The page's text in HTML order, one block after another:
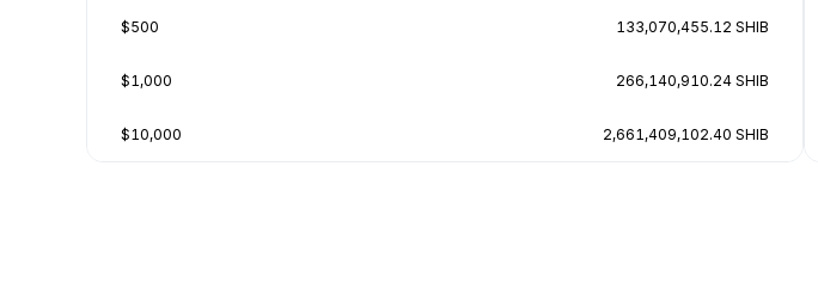
$500 133,070,455.12 SHIB
$1,000 266,140,910.24 SHIB
$10,000 2,661,409,102.40 SHIB